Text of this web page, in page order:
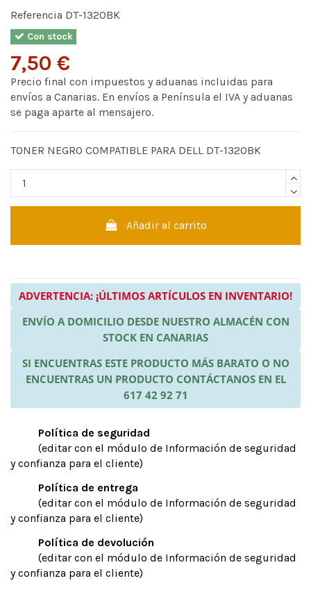
Referencia DT-1320BK
Con stock
7,50 €
Precio final con impuestos y aduanas incluidas para
envíos a Canarias. En envíos a Península el IVA y aduanas
se paga aparte al mensajero.
TONER NEGRO COMPATIBLE PARA DELL DT-1320BK
Añadir al carrito
ADVERTENCIA: ¡ÚLTIMOS ARTÍCULOS EN INVENTARIO!
ENVÍO A DOMICILIO DESDE NUESTRO ALMACÉN CON
STOCK EN CANARIAS
SI ENCUENTRAS ESTE PRODUCTO MÁS BARATO O NO
ENCUENTRAS UN PRODUCTO CONTÁCTANOS EN EL
617 42 92 71
Política de seguridad
(editar con el módulo de Información de seguridad
y confianza para el cliente)
Política de entrega
(editar con el módulo de Información de seguridad
y confianza para el cliente)
Política de devolución
(editar con el módulo de Información de seguridad
y confianza para el cliente)